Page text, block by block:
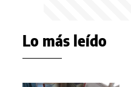
Lo más leído